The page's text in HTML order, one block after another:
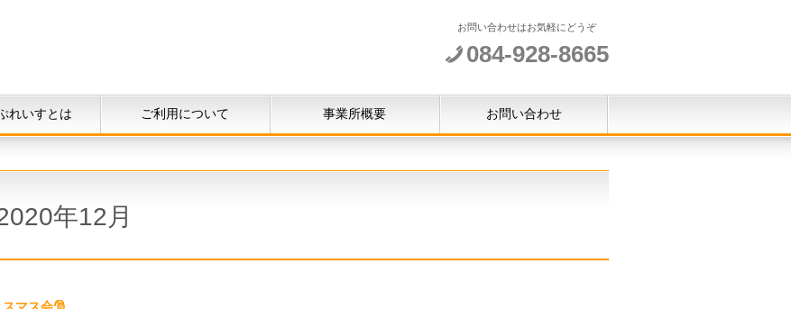
お問い合わせはお気軽にどうぞ
084-928-8665
れいすとは ご利用について 事業所概要 お問い合わせ
年12月